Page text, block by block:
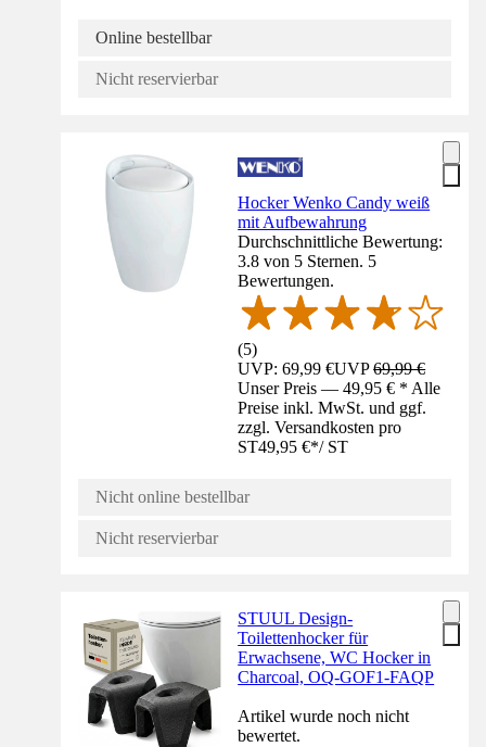
Online bestellbar
Nicht reservierbar
Hocker Wenko Candy weiß
mit Aufbewahrung
Durchschnittliche Bewertung:
3.8 von 5 Sternen. 5
Bewertungen.
(5)
UVP: 69,99 €UVP69,99 €
Unser Preis — 49,95 € * Alle
Preise inkl. MwSt. und ggf.
zzgl. Versandkosten pro
ST49,95 €*/ ST
Nicht online bestellbar
Nicht reservierbar
STUUL Design-
Toilettenhocker für
Erwachsene, WC Hocker in
Charcoal, OQ-GOF1-FAQP
Artikel wurde noch nicht
bewertet.